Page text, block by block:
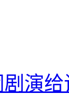
演